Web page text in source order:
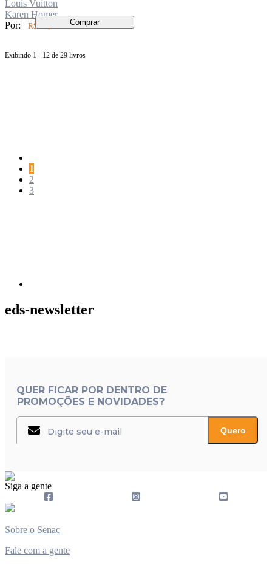
Louis Vuitton
Karen Homer
Por:
R$ 92,00 Comprar
Exibindo 1 - 12 de 29 livros
Página
1
Página
2
Página
3
eds-newsletter
QUER FICAR POR DENTRO DE
PROMOÇÕES E NOVIDADES?
Quero
Siga a gente
Sobre o Senac
Fale com a gente